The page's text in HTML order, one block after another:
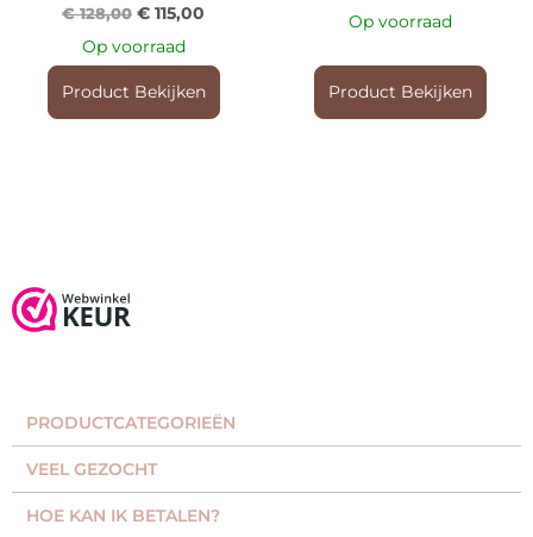
€128,00 € 115,00
Op voorraad
Product Bekijken
Op voorraad
Product Bekijken
PRODUCTCATEGORIEËN​
VEEL GEZOCHT​
HOE KAN IK BETALEN?